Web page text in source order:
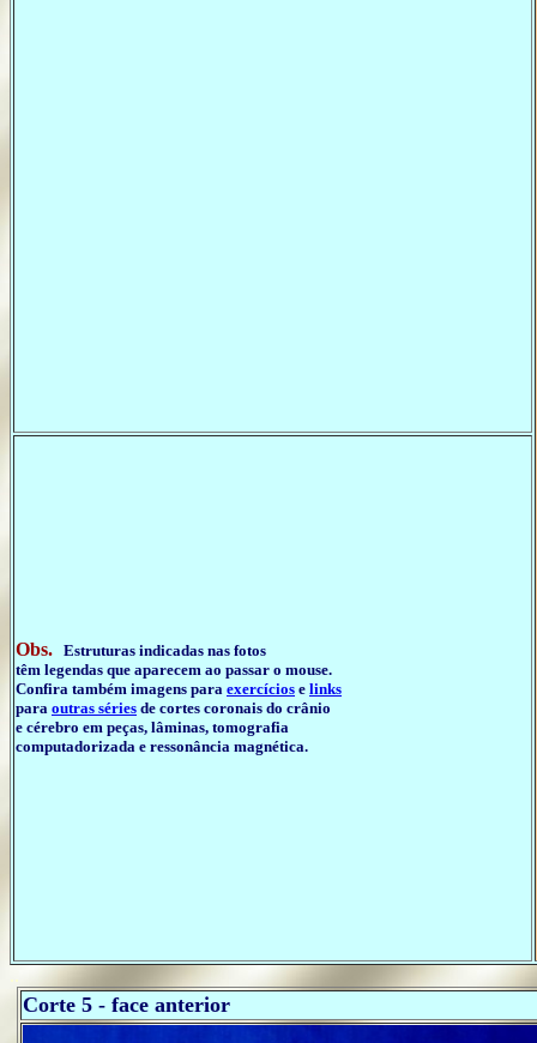
Obs. Estruturas indicadas nas fotos
têm legendas que aparecem ao passar o mouse.
Confira também imagens para exercícios e links
para outras séries de cortes coronais do crânio
e cérebro em peças, lâminas, tomografia
computadorizada e ressonância magnética.
..
Corte 5 - face anterior